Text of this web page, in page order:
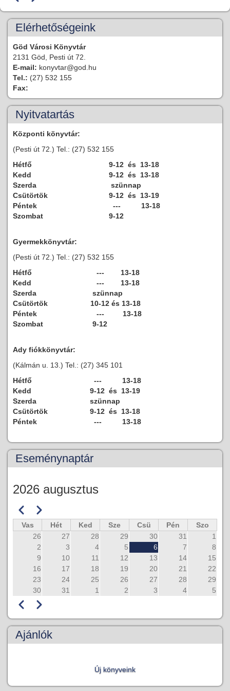
Elérhetőségeink
Göd Városi Könyvtár
2131 Göd, Pesti út 72.
E-mail: konyvtar@god.hu
Tel.: (27) 532 155
Fax:
Nyitvatartás
Központi könyvtár:
(Pesti út 72.) Tel.: (27) 532 155
Hétfő
9-12 és 13-18
Kedd
9-12 és 13-18
Szerda
szünnap
Csütörtök
9-12 és 13-19
Péntek
--- 13-18
Szombat
9-12
Gyermekkönyvtár:
(Pesti út 72.) Tel.: (27) 532 155
Hétfő
--- 13-18
Kedd
--- 13-18
Szerda
szünnap
Csütörtök
10-12 és 13-18
Péntek
--- 13-18
Szombat
9-12
Ady fiókkönyvtár:
(Kálmán u. 13.) Tel.: (27) 345 101
Hétfő
--- 13-18
Kedd
9-12 és 13-19
Szerda
szünnap
Csütörtök
9-12 és 13-18
Péntek
--- 13-18
Eseménynaptár
2026 augusztus
Oldalszámozás
Előző
Következő
Vas
Hét Ked Sze Csü Pén
Szo
26
27 28 29 30 31
1
2
3 4 5 6 7
8
9
10 11 12 13 14
15
16
17 18 19 20 21
22
23
24 25 26 27 28
29
30
31 1 2 3 4 5
Oldalszámozás
Előző Következő
Ajánlók
Új könyveink